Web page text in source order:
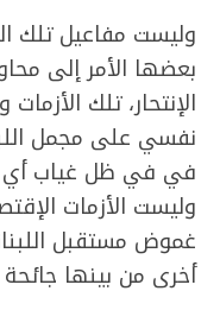
وليست مفاعيل تلك
بعضها الأمر إلى
الإنتحار، تلك
نفسي على مجمل
في في ظل غياب أي
وليست الأزمات
غموض مستقبل
أخرى من بينها جائحة